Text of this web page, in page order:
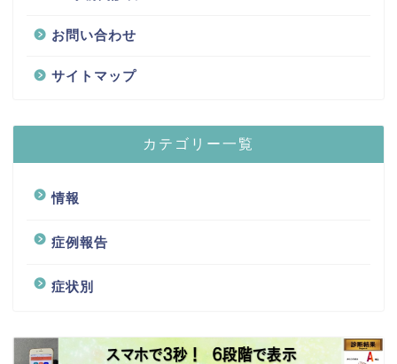
お問い合わせ
サイトマップ
カテゴリー一覧
情報
症例報告
症状別